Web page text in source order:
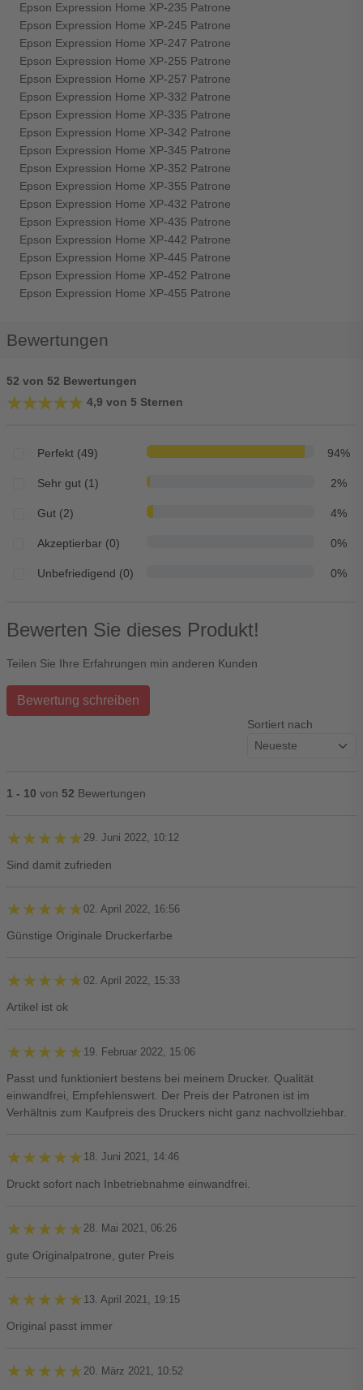
Epson Expression Home XP-235 Patrone
Epson Expression Home XP-245 Patrone
Epson Expression Home XP-247 Patrone
Epson Expression Home XP-255 Patrone
Epson Expression Home XP-257 Patrone
Epson Expression Home XP-332 Patrone
Epson Expression Home XP-335 Patrone
Epson Expression Home XP-342 Patrone
Epson Expression Home XP-345 Patrone
Epson Expression Home XP-352 Patrone
Epson Expression Home XP-355 Patrone
Epson Expression Home XP-432 Patrone
Epson Expression Home XP-435 Patrone
Epson Expression Home XP-442 Patrone
Epson Expression Home XP-445 Patrone
Epson Expression Home XP-452 Patrone
Epson Expression Home XP-455 Patrone
Bewertungen
52 von 52 Bewertungen
★★★★★
★★★★★ 4,9 von 5 Sternen
Perfekt (49) 94%
Sehr gut (1) 2%
Gut (2) 4%
Akzeptierbar (0) 0%
Unbefriedigend (0) 0%
Bewerten Sie dieses Produkt!
Teilen Sie Ihre Erfahrungen min anderen Kunden
Bewertung schreiben
Sortiert nach
1 - 10 von 52 Bewertungen
★★★★★
★★★★★ 29. Juni 2022, 10:12
Sind damit zufrieden
★★★★★
★★★★★02. April 2022, 16:56
Günstige Originale Druckerfarbe
★★★★★
★★★★★02. April 2022, 15:33
Artikel ist ok
★★★★★
★★★★★ 19. Februar 2022, 15:06
Passt und funktioniert bestens bei meinem Drucker. Qualität
einwandfrei, Empfehlenswert. Der Preis der Patronen ist im
Verhältnis zum Kaufpreis des Druckers nicht ganz nachvollziehbar.
★★★★★
★★★★★ 18. Juni 2021, 14:46
Druckt sofort nach Inbetriebnahme einwandfrei.
★★★★★
★★★★★ 28. Mai 2021, 06:26
gute Originalpatrone, guter Preis
★★★★★
★★★★★ 13. April 2021, 19:15
Original passt immer
★★★★★
★★★★★ 20. März 2021, 10:52